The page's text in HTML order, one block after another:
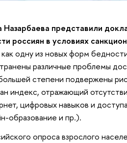
представили
россиян в условиях
одну из новых форм
различные проблемы
степени подвержены
индекс, отражающий
цифровых навыков и
образование и пр.).
опроса взрослого